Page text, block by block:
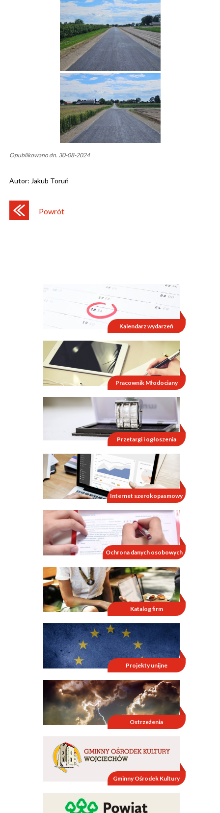
Opublikowano dn. 30-08-2024
Autor: Jakub Toruń
Powrót
Kalendarz wydarzeń
Pracownik Młodociany
Przetargi i ogłoszenia
Internet szerokopasmowy
Ochrona danych osobowych
Katalog firm
Projekty unijne
Ostrzeżenia
Gminny Ośrodek Kultury